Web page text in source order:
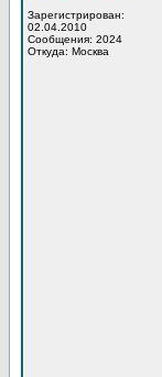
Зарегистрирован:
02.04.2010
Сообщения: 2024
Откуда: Москва